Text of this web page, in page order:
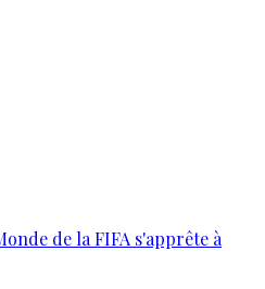
de la FIFA s'apprête à